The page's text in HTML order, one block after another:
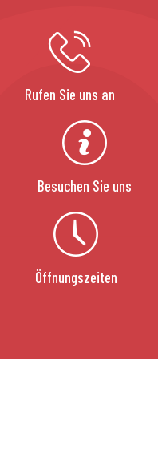
Rufen Sie uns an
Besuchen Sie uns
Öffnungszeiten